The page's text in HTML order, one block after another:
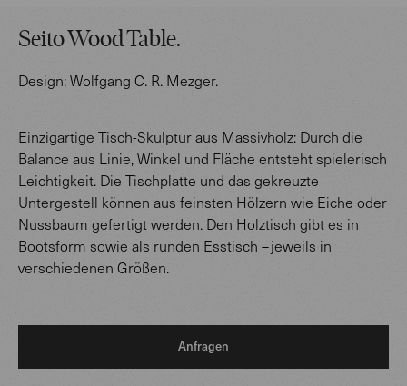
Seito Wood Table.
Design:Wolfgang C. R. Mezger.
Einzigartige Tisch-Skulptur aus Massivholz: Durch die
Balance aus Linie, Winkel und Fläche entsteht spielerisch
Leichtigkeit. Die Tischplatte und das gekreuzte
Untergestell können aus feinsten Hölzern wie Eiche oder
Nussbaum gefertigt werden. Den Holztisch gibt es in
Bootsform sowie als runden Esstisch – jeweils in
verschiedenen Größen.
Anfragen